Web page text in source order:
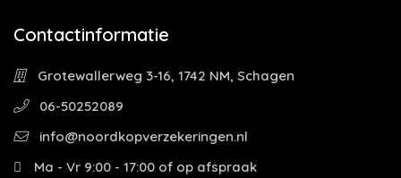
Contactinformatie
Grotewallerweg 3-16, 1742 NM, Schagen
06-50252089
info@noordkopverzekeringen.nl
Ma - Vr 9:00 - 17:00 of op afspraak